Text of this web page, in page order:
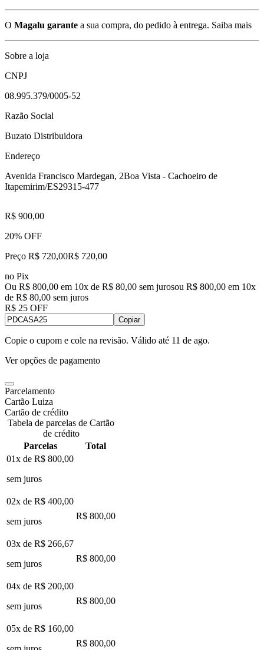
O Magalu garante a sua compra, do pedido à entrega. Saiba mais
Sobre a loja
CNPJ
08.995.379/0005-52
Razão Social
Buzato Distribuidora
Endereço
Avenida Francisco Mardegan, 2Boa Vista - Cachoeiro de
Itapemirim/ES29315-477
R$ 900,00
20% OFF
Preço R$ 720,00R$ 720,00
no Pix
Ou R$ 800,00 em 10x de R$ 80,00 sem jurosou R$ 800,00 em 10x
de R$ 80,00 sem juros
R$ 25 OFF
Copiar
Copie o cupom e cole na revisão. Válido até 11 de ago.
Ver opções de pagamento
Parcelamento
Cartão Luiza
Cartão de crédito
Tabela de parcelas de Cartão
de crédito
Parcelas
Total
01x de R$ 800,00
sem juros
02x de R$ 400,00
sem juros
R$ 800,00
03x de R$ 266,67
sem juros
R$ 800,00
04x de R$ 200,00
sem juros
R$ 800,00
05x de R$ 160,00
R$ 800,00